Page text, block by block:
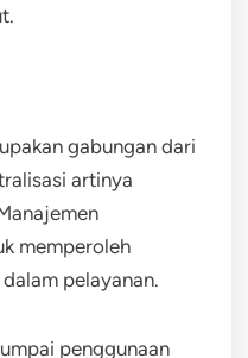
gabungan dari
artinya
memperoleh
pelayanan.
penggunaan